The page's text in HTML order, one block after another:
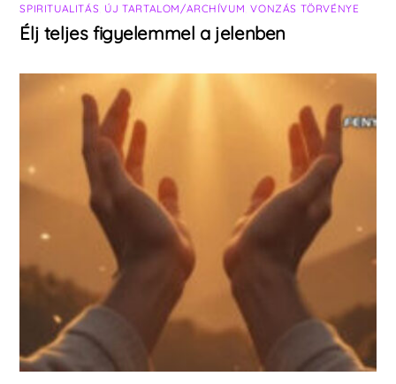
SPIRITUALITÁS ÚJ TARTALOM/ARCHÍVUM ,VONZÁS TÖRVÉNYE
Élj teljes figyelemmel a jelenben